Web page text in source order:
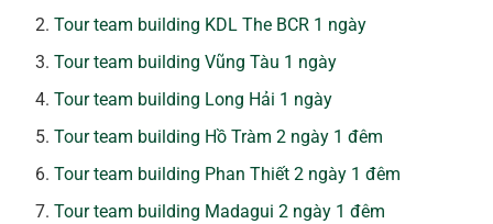
Tour team building KDL The BCR 1 ngày
Tour team building Vũng Tàu 1 ngày
Tour team building Long Hải 1 ngày
Tour team building Hồ Tràm 2 ngày 1 đêm
Tour team building Phan Thiết 2 ngày 1 đêm
Tour team building Madagui 2 ngày 1 đêm